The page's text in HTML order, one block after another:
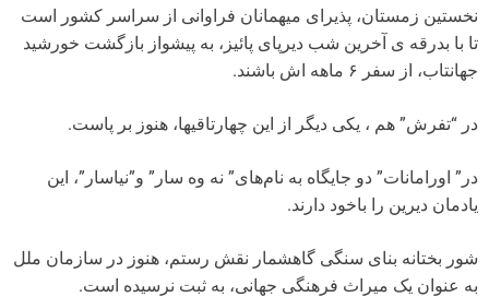
نخستین زمستان، پذیرای میهمانان فراوانی از سراسر کشور است
تا با بدرقه ی آخرین شب دیرپای پائیز، به پیشواز بازگشت خورشید
جهانتاب، از سفر ۶ ماهه اش باشند.
در “تفرش” هم ، یکی دیگر از این چهارتاقیها، هنوز بر پاست.
در” اورامانات” دو جایگاه به نام‌های” نه وه سار” و”نیاسار”، این
یادمان دیرین را باخود دارند.
شور بختانه بنای سنگی گاهشمار نقش رستم، هنوز در سازمان ملل
به عنوان یک میراث فرهنگی جهانی، به ثبت نرسیده است.